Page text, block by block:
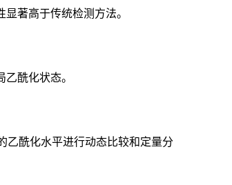
著高于传统检测方法。
酰化状态。
乙酰化水平进行动态比较和定量分